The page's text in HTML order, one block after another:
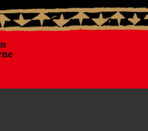
Satrapi